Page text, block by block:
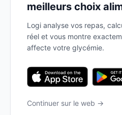
meilleurs choix
Logi analyse vos repas,
réel et vous montre
affecte votre glycémie.
Continuer sur le web →